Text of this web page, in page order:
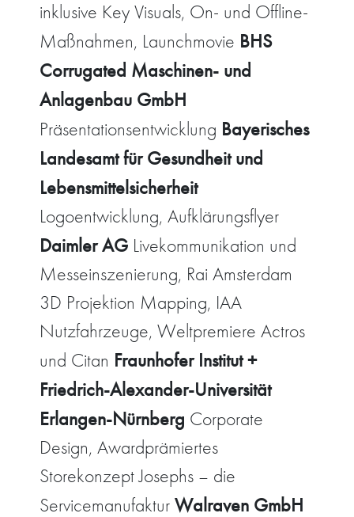
inklusive Key Visuals, On- und Offline-
Maßnahmen, Launchmovie BHS
Corrugated Maschinen- und
Anlagenbau GmbH
Präsentationsentwicklung Bayerisches
Landesamt für Gesundheit und
Lebensmittelsicherheit
Logoentwicklung, Aufklärungsflyer
Daimler AG Livekommunikation und
Messeinszenierung, Rai Amsterdam
3D Projektion Mapping, IAA
Nutzfahrzeuge, Weltpremiere Actros
und Citan Fraunhofer Institut +
Friedrich-Alexander-Universität
Erlangen-Nürnberg Corporate
Design, Awardprämiertes
Storekonzept Josephs – die
Servicemanufaktur Walraven GmbH